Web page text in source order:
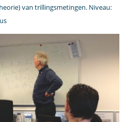
van trillingsmetingen. Niveau: